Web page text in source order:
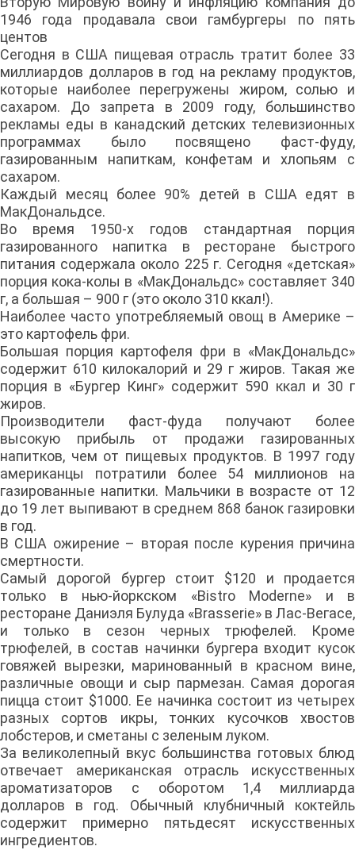
1946 года продавала свои гамбургеры по пять
центов
Сегодня в США пищевая отрасль тратит более 33
миллиардов долларов в год на рекламу продуктов,
которые наиболее перегружены жиром, солью и
сахаром. До запрета в 2009 году, большинство
рекламы еды в канадский детских телевизионных
программах было посвящено фаст-фуду,
газированным напиткам, конфетам и хлопьям с
сахаром.
Каждый месяц более 90% детей в США едят в
МакДональдсе.
Во время 1950-х годов стандартная порция
газированного напитка в ресторане быстрого
питания содержала около 225 г. Сегодня «детская»
порция кока-колы в «МакДональдс» составляет 340
г, а большая – 900 г (это около 310 ккал!).
Наиболее часто употребляемый овощ в Америке –
это картофель фри.
Большая порция картофеля фри в «МакДональдс»
содержит 610 килокалорий и 29 г жиров. Такая же
порция в «Бургер Кинг» содержит 590 ккал и 30 г
жиров.
Производители фаст-фуда получают более
высокую прибыль от продажи газированных
напитков, чем от пищевых продуктов. В 1997 году
американцы потратили более 54 миллионов на
газированные напитки. Мальчики в возрасте от 12
до 19 лет выпивают в среднем 868 банок газировки
в год.
В США ожирение – вторая после курения причина
смертности.
Самый дорогой бургер стоит $120 и продается
только в нью-йоркском «Bistro Moderne» и в
ресторане Даниэля Булуда «Brasserie» в Лас-Вегасе,
и только в сезон черных трюфелей. Кроме
трюфелей, в состав начинки бургера входит кусок
говяжей вырезки, маринованный в красном вине,
различные овощи и сыр пармезан. Самая дорогая
пицца стоит $1000. Ее начинка состоит из четырех
разных сортов икры, тонких кусочков хвостов
лобстеров, и сметаны с зеленым луком.
За великолепный вкус большинства готовых блюд
отвечает американская отрасль искусственных
ароматизаторов с оборотом 1,4 миллиарда
долларов в год. Обычный клубничный коктейль
содержит примерно пятьдесят искусственных
ингредиентов.